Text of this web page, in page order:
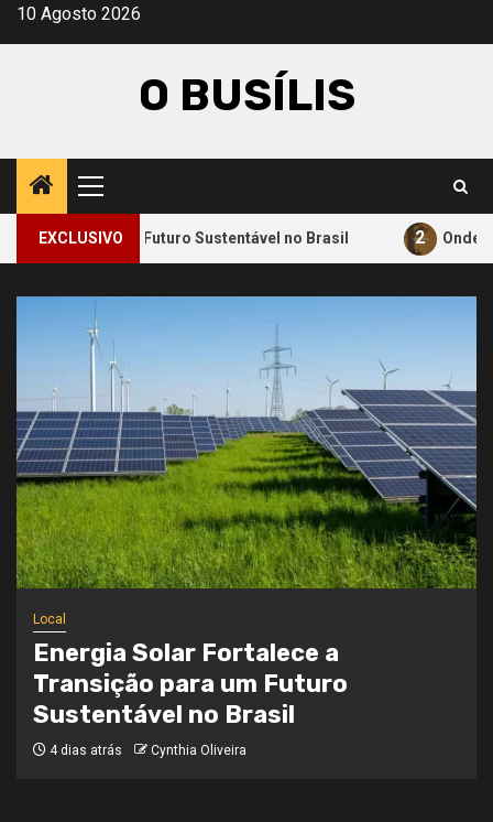
Avançar
10 Agosto 2026
O BUSÍLIS
Menu
principal
EXCLUSIVO
um Futuro Sustentável no Brasil 2 Onde a
Local
Onde a Informação Encontra o Seu
Caminho
4 semanas atrás Cynthia Oliveira